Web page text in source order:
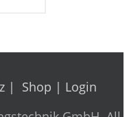
| Shop | Login